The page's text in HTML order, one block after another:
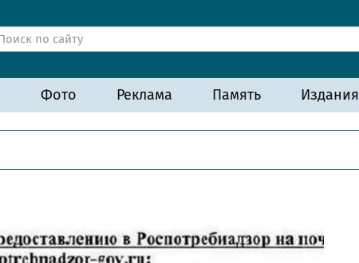
Фото Реклама Память Издания